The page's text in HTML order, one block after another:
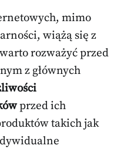
mimo
wiążą się z
rozważyć przed
z głównych
przed ich
takich jak